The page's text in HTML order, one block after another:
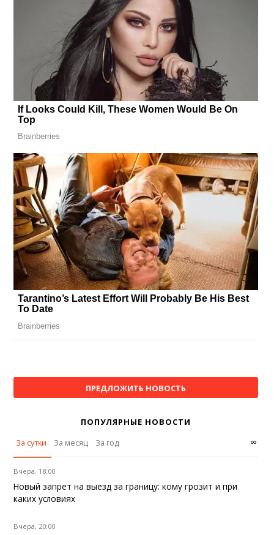
ПРЕДЛОЖИТЬ НОВОСТЬ
ПОПУЛЯРНЫЕ НОВОСТИ
За сутки
За месяц За год ∞
Вчера, 18:00
Новый запрет на выезд за границу: кому грозит и при
каких условиях
Вчера, 20:00